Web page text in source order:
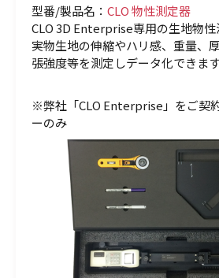
型番/製品名： CLO 物性測定器
CLO 3D Enterprise専用の生地物性
実物生地の伸縮やハリ感、重量、
張強度等を測定しデータ化できます
※弊社「CLO Enterprise」をご契
ーのみ